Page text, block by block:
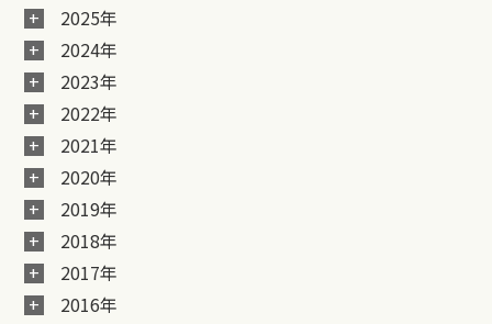
2025年
2024年
2023年
2022年
2021年
2020年
2019年
2018年
2017年
2016年